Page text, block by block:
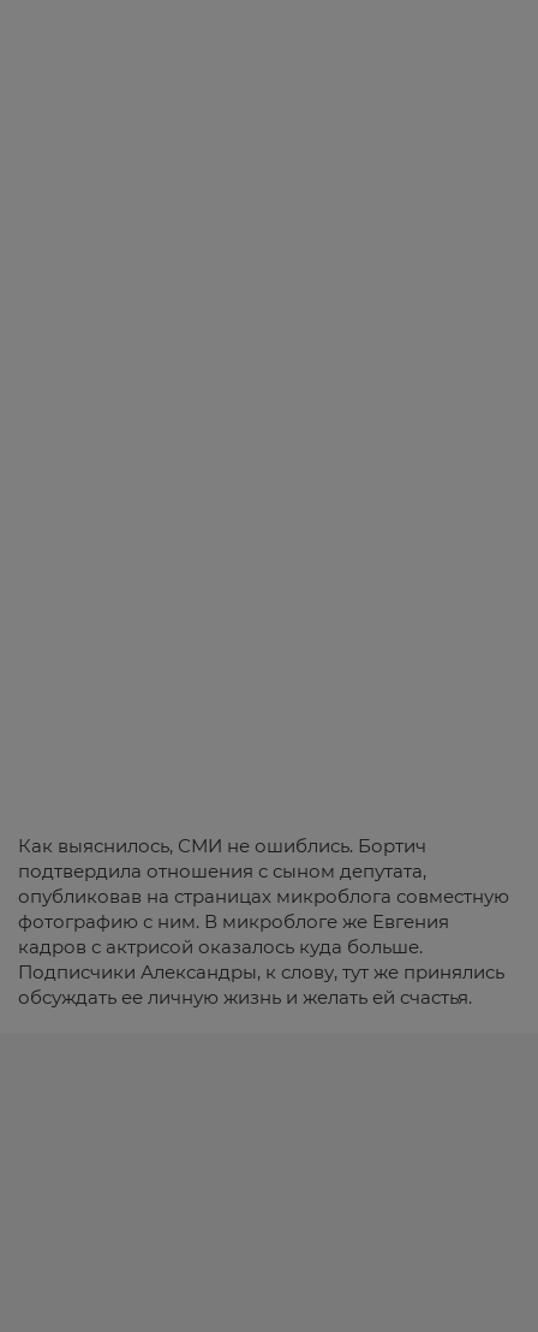
Как выяснилось, СМИ не ошиблись. Бортич
подтвердила отношения с сыном депутата,
опубликовав на страницах микроблога совместную
фотографию с ним. В микроблоге же Евгения
кадров с актрисой оказалось куда больше.
Подписчики Александры, к слову, тут же принялись
обсуждать ее личную жизнь и желать ей счастья.